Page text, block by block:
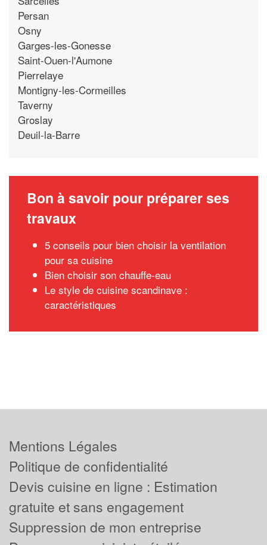
Persan
Osny
Garges-les-Gonesse
Saint-Ouen-l'Aumone
Pierrelaye
Montigny-les-Cormeilles
Taverny
Groslay
Deuil-la-Barre
Bon à savoir pour préparer ses
travaux
5 conseils pour bien choisir la ventilation
pour sa cuisine
Bien choisir son chauffe-eau
Le style de cuisine scandinave :
caractéristiques
Mentions Légales
Politique de confidentialité
Devis cuisine en ligne : Estimation
gratuite et sans engagement
Suppression de mon entreprise